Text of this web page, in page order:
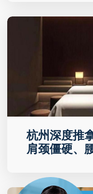
杭州深度推
肩颈僵硬、